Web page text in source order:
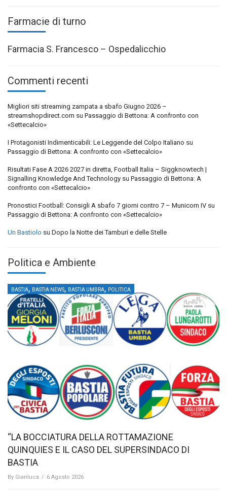
Farmacie di turno
Farmacia S. Francesco – Ospedalicchio
Commenti recenti
Migliori siti streaming zampata a sbafo Giugno 2026 –
streamshopdirect.com su Passaggio di Bettona: A confronto con
«Settecalcio»
I Protagonisti Indimenticabili: Le Leggende del Colpo Italiano su
Passaggio di Bettona: A confronto con «Settecalcio»
Risultati Fase A 2026 2027 in diretta, Football Italia – Siggknowtech |
Signalling Knowledge And Technology su Passaggio di Bettona: A
confronto con «Settecalcio»
Pronostici Football: Consigli A sbafo 7 giorni contro 7 – Municorn IV su
Passaggio di Bettona: A confronto con «Settecalcio»
Un Bastiolo su Dopo la Notte dei Tamburi e delle Stelle
Politica e Ambiente
BASTIA, BASTIA NEWS, BASTIA UMBRA, POLITICA
“LA BOCCIATURA DELLA ROTTAMAZIONE
QUINQUIES E IL CASO DEL SUPERSINDACO DI
BASTIA
By Gianluca / 6 Agosto 2026